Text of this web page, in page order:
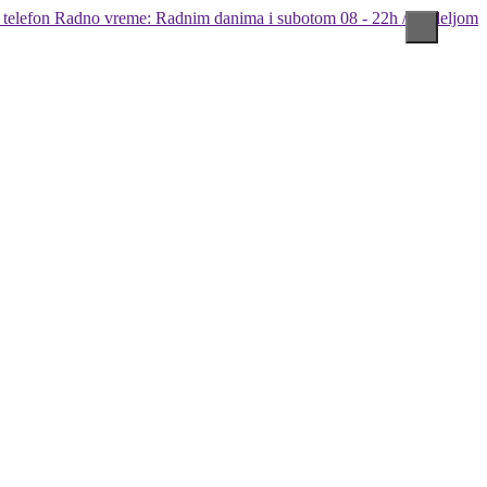
Radno vreme: Radnim danima i subotom 08 - 22h / Nedeljom